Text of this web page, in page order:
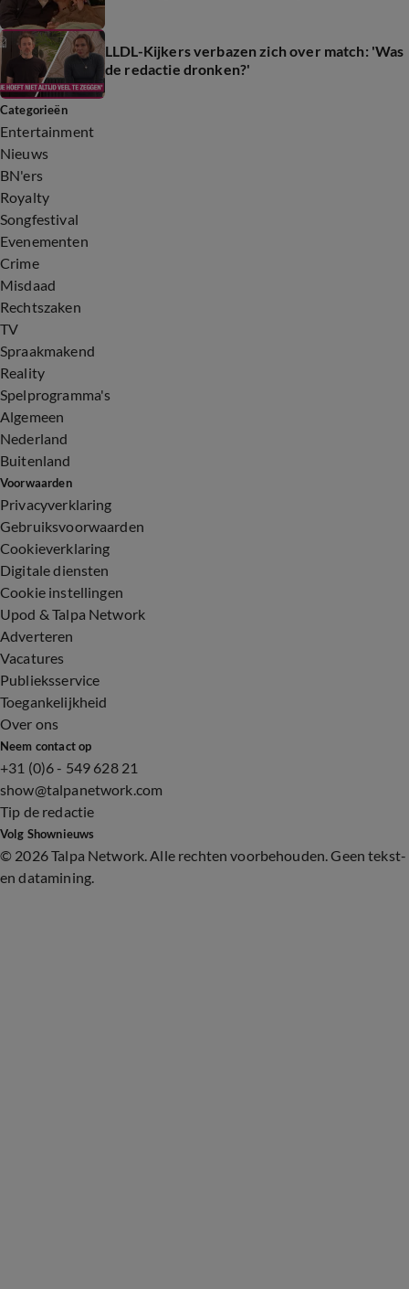
LLDL-Kijkers verbazen zich over match: 'Was
de redactie dronken?'
Categorieën
Entertainment
Nieuws
BN'ers
Royalty
Songfestival
Evenementen
Crime
Misdaad
Rechtszaken
TV
Spraakmakend
Reality
Spelprogramma's
Algemeen
Nederland
Buitenland
Voorwaarden
Privacyverklaring
Gebruiksvoorwaarden
Cookieverklaring
Digitale diensten
Cookie instellingen
Upod & Talpa Network
Adverteren
Vacatures
Publieksservice
Toegankelijkheid
Over ons
Neem contact op
+31 (0)6 - 549 628 21
show@talpanetwork.com
Tip de redactie
Volg Shownieuws
© 2026 Talpa Network. Alle rechten voorbehouden. Geen tekst-
en datamining.